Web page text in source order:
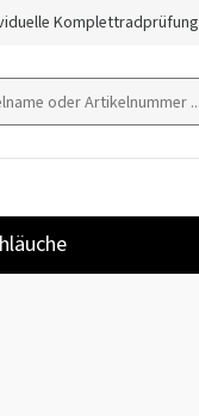
Komplettradprüfung